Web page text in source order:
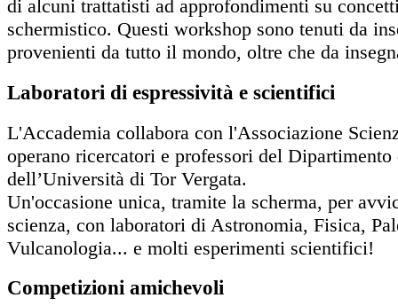
di alcuni trattatisti ad approfondimenti su
schermistico. Questi workshop sono tenuti da
provenienti da tutto il mondo, oltre che da
Laboratori di espressività e scientifici
L'Accademia collabora con l'Associazione
operano ricercatori e professori del
dell’Università di Tor Vergata.
Un'occasione unica, tramite la scherma, per
scienza, con laboratori di Astronomia, Fisica,
Vulcanologia... e molti esperimenti scientifici!
Competizioni amichevoli